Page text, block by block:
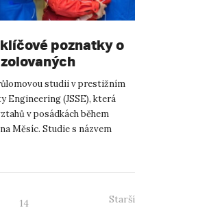
poznatky o
studii v prestižním
Engineering (JSSE), která
v posádkách během
Měsíc. Studie s názvem
14
Starší